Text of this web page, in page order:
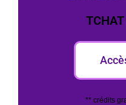
** crédits